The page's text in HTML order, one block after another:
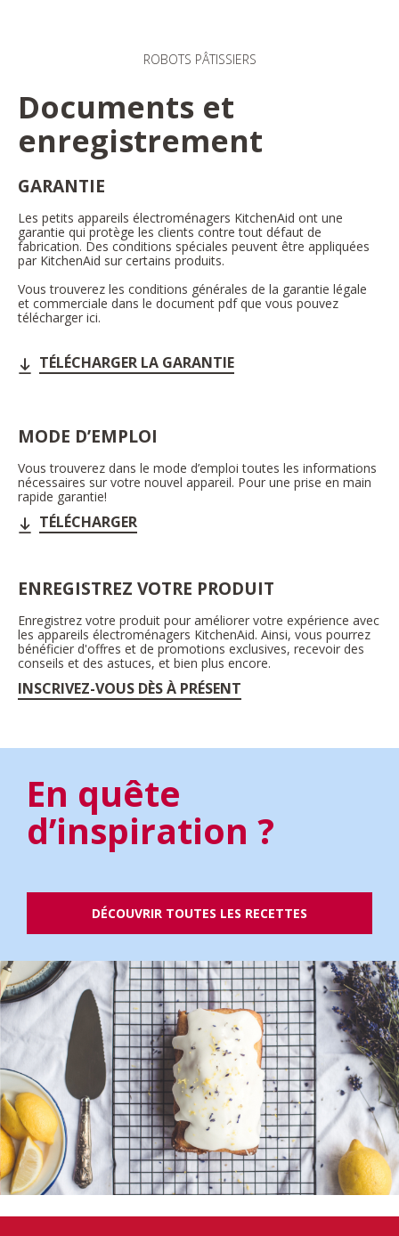
ROBOTS PÂTISSIERS
Documents et
enregistrement
GARANTIE
Les petits appareils électroménagers KitchenAid ont une
garantie qui protège les clients contre tout défaut de
fabrication. Des conditions spéciales peuvent être appliquées
par KitchenAid sur certains produits.
Vous trouverez les conditions générales de la garantie légale
et commerciale dans le document pdf que vous pouvez
télécharger ici.
TÉLÉCHARGER LA GARANTIE
MODE D’EMPLOI
Vous trouverez dans le mode d’emploi toutes les informations
nécessaires sur votre nouvel appareil. Pour une prise en main
rapide garantie!
TÉLÉCHARGER
ENREGISTREZ VOTRE PRODUIT
Enregistrez votre produit pour améliorer votre expérience avec
les appareils électroménagers KitchenAid. Ainsi, vous pourrez
bénéficier d'offres et de promotions exclusives, recevoir des
conseils et des astuces, et bien plus encore.
INSCRIVEZ-VOUS DÈS À PRÉSENT
En quête
d’inspiration ?
DÉCOUVRIR TOUTES LES RECETTES